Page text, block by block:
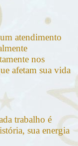
atendimento
nos
afetam sua vida
trabalho é
sua energia